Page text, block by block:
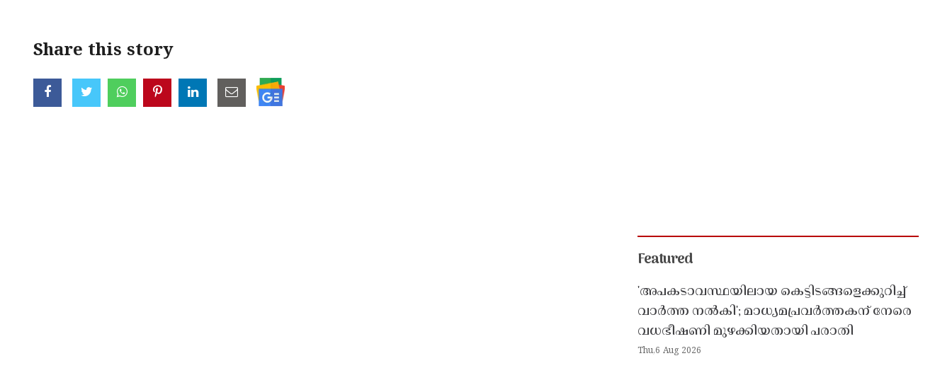
Share this story
Featured
'അപകടാവസ്ഥയിലായ കെട്ടിടങ്ങളെക്കുറിച്ച്
വാർത്ത നൽകി'; മാധ്യമപ്രവർത്തകന് നേരെ
വധഭീഷണി മുഴക്കിയതായി പരാതി
Thu,6 Aug 2026